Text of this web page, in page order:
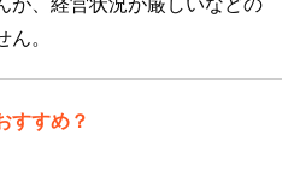
ん。
すすめ？